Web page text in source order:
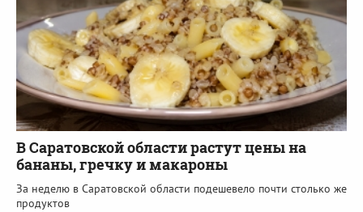
В Саратовской области растут цены на
бананы, гречку и макароны
За неделю в Саратовской области подешевело почти столько же
продуктов